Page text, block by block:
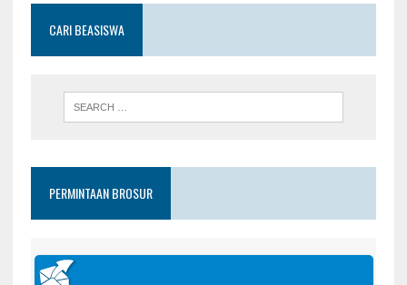
CARI BEASISWA
PERMINTAAN BROSUR